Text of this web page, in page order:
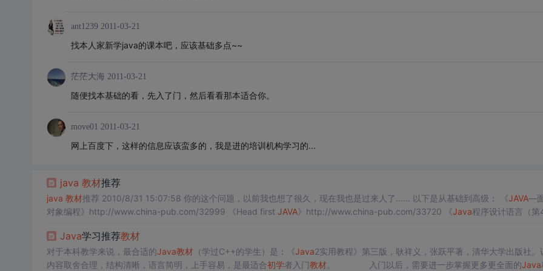
ant1239 2011-03-21
找本人家新学java的课本吧，应该基础多点~~
茫茫大海 2011-03-21
随便找本基础的看，先入了门，然后看看那本适合你。
move01 2011-03-21
网上百度下，这样的信息应该蛮多的，我是进的培训机构学习的...
java 教材推荐
java 教材推荐 2010/8/31 15:07:58 你的这个问题，以前我也想了很久，现在我也是过来人了…… 以下是从基础到高级： 《JAVA—
对象编程》http://www.china-pub.com/32999 《Head first JAVA》http://www.china-pub.com/33720 《Java程序设计语言（第
Java学习推荐教材
对于本科教学来说，最合适的Java教材（学过C++的学生）是：《Java2实用教程》第三版，耿祥义，张跃平著，清华大学出版社。
内容取舍合理，结构清晰，语言简明，上手容易，是最适合初学者入门教材 。 入门以后，需要进一步掌握更多更全面的Java